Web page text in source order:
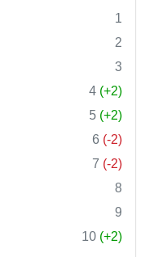
1
2
3
4 (+2)
5 (+2)
6 (-2)
7 (-2)
8
9
10 (+2)